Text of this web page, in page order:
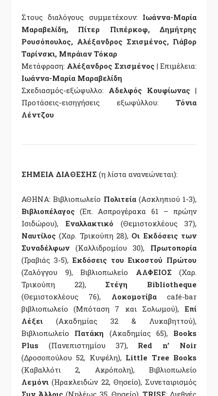
Στους διαλόγους συμμετέχουν: Ιωάννα-Μαρία
Μαραβελίδη, Πίτερ Πιπέρκοφ, Δημήτρης
Ρουσόπουλος, Αλέξανδρος Σχισμένος, Γιάβορ
Ταρίνσκι, Μπράιαν Τόκαρ
Μετάφραση: Αλέξανδρος Σχισμένος | Επιμέλεια:
Ιωάννα-Μαρία Μαραβελίδη
Σχεδιασμός-εξώφυλλο: Αδελφός Κουφίωνας |
Προτάσεις-εισηγήσεις εξωφύλλου: Τόνια
Λέντζου
ΣΗΜΕΙΑ ΔΙΑΘΕΣΗΣ (η λίστα ανανεώνεται):
ΑΘΗΝΑ: Βιβλιοπωλείο Πολιτεία(Ασκληπιού 1-3),
Βιβλιοπέλαγος (Επ. Ασπρογέρακα 61 – πρώην
Ισιδώρου),Εναλλακτικό (Θεμιστοκλέους 37),
Ναυτίλος (Χαρ. Τρικούπη 28), Οι Εκδόσεις των
Συναδέλφων (Καλλιδρομίου 30), Πρωτοπορία
(Γραβιάς 3-5),Εκδόσεις του Εικοστού Πρώτου
(Ζαλόγγου 9), Βιβλιοπωλείο ΑΛΦΕΙΟΣ (Χαρ.
Τρικούπη 22), Στέγη Bibliotheque
(Θεμιστοκλέους 76), Λοκομοτίβαcafé-bar
βιβλιοπωλείο (Μπόταση 7 και Σολωμού), Επί
Λέξει (Ακαδημίας 32 & Λυκαβηττού),
Βιβλιοπωλείο Πατάκη (Ακαδημίας 65), Books
Plus (Πανεπιστημίου 37), Red n’ Noir
(Δροσοπούλου 52, Κυψέλη), Little Tree Books
(Καβαλλότι 2, Ακρόπολη), Βιβλιοπωλείο
Λεμόνι(Ηρακλειδών 22, Θησείο), Συνεταιρισμός
Συν Άλλοις (Νηλέως 35, Θησείο), TRISE: Διεθνές